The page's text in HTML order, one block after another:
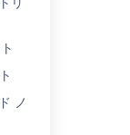
ノ